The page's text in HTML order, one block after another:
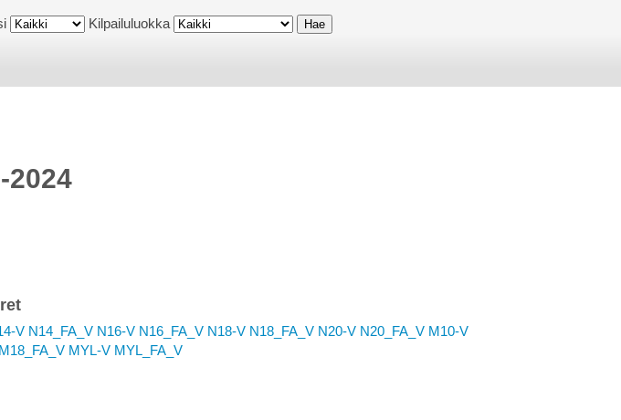
Kilpailuluokka
2024
V N14_FA_V N16-V N16_FA_V N18-V N18_FA_V N20-V N20_FA_V M10-V
M18_FA_V MYL-V MYL_FA_V